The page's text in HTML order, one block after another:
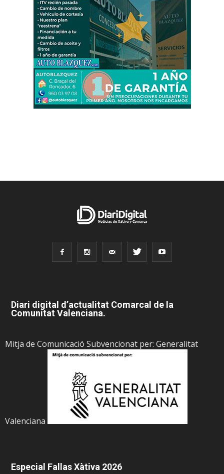
Diari digital d’actualitat Comarcal de la
Comunitat Valenciana.
Mitja de Comunicació Subvencionat per: Generalitat
Valenciana
Especial Fallas Xàtiva 2026